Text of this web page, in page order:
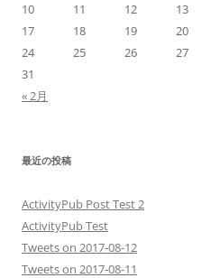
10
11 12 13
17
18 19 20
24
25 26 27
31
« 2月
最近の投稿
ActivityPub Post Test 2
ActivityPub Test
Tweets on 2017-08-12
Tweets on 2017-08-11